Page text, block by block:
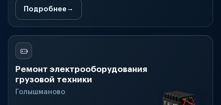
Подробнее
Ремонт электрооборудования
грузовой техники
Голышманово